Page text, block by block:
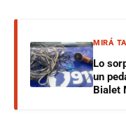
MIRÁ
Lo
un
Bialet